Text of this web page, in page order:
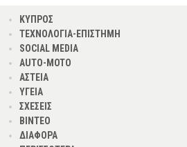
ΚΥΠΡΟΣ
ΤΕΧΝΟΛΟΓΙΑ-ΕΠΙΣΤΗΜΗ
SOCIAL MEDIA
AUTO-MOTO
ΑΣΤΕΙΑ
ΥΓΕΙΑ
ΣΧΕΣΕΙΣ
ΒΙΝΤΕΟ
ΔΙΑΦΟΡΑ